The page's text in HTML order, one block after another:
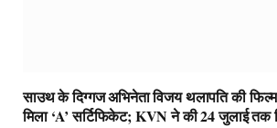
साउथ के दिग्गज अभिनेता विजय थलापति की
मिला ‘A’ सर्टिफिकेट; KVN ने की 24 जुलाई तक